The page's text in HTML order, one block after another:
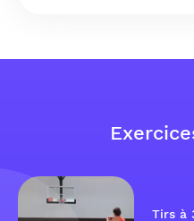
Tirs à